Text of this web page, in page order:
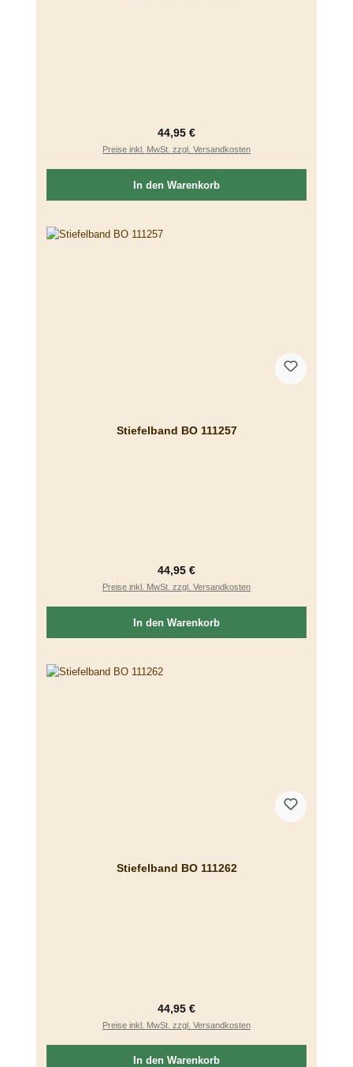
Regulärer Preis:
44,95 €
Preise inkl. MwSt. zzgl. Versandkosten
In den Warenkorb
Stiefelband BO 111257
Regulärer Preis:
44,95 €
Preise inkl. MwSt. zzgl. Versandkosten
In den Warenkorb
Stiefelband BO 111262
Regulärer Preis:
44,95 €
Preise inkl. MwSt. zzgl. Versandkosten
In den Warenkorb